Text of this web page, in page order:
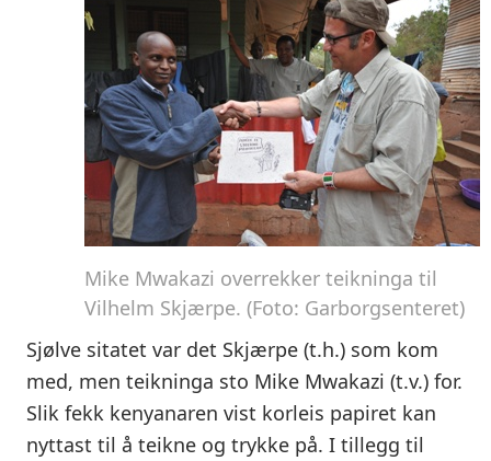
Mike Mwakazi overrekker teikninga til
Vilhelm Skjærpe. (Foto: Garborgsenteret)
Sjølve sitatet var det Skjærpe (t.h.) som kom
med, men teikninga sto Mike Mwakazi (t.v.) for.
Slik fekk kenyanaren vist korleis papiret kan
nyttast til å teikne og trykke på. I tillegg til